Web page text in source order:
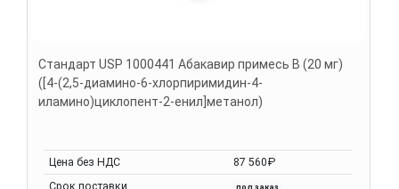
Стандарт USP 1000441 Абакавир примесь B (20 мг)
([4-(2,5-диамино-6-хлорпиримидин-4-
иламино)циклопент-2-енил]метанол)
Цена без НДС
87 560₽
Срок поставки
под заказ